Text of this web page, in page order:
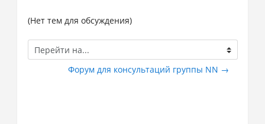
(Нет тем для обсуждения)
Перейти
на...
Форум для консультаций группы NN →